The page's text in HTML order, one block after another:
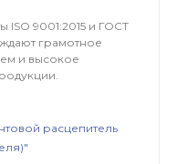
ISO 9001:2015 и ГОСТ
грамотное
и высокое
расцепитель